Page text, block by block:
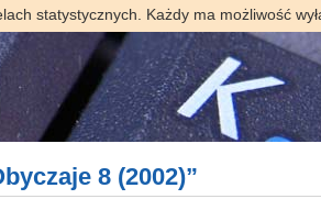
statystycznych. Każdy ma możliwość
8 (2002)”